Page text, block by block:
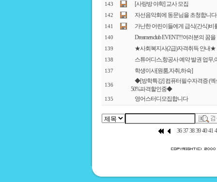
143 [사랑방 야학] 교사 모집
142 자선음악회에 동문님을 초청합니다
141 가난한 어린이들에게 급식(간식)비
140 Dreamersclub EVENT!!!여러분의 꿈
139 ★사회복지사(2급)자격취득 안내★
138 스튜어디스,항공사 예약 발권 업무,
137 학생이사[원룸,자취,하숙]
136
◆[방학특강] 컴퓨터필수자격증 (엑
50%파격할인중◆
135 영어스터디모집합니다
36 37 38 39 40 41